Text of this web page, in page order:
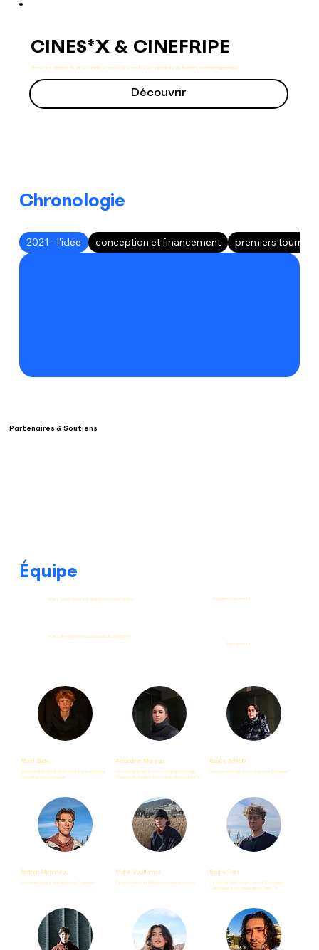
CINES*X & CINEFRIPE
Briser les tabous de la sexualité et créer des outfits en s'inspirant de l'univers cinématographique.
Découvrir
Chronologie
2021 - l'idée conception et financement premiers
Partenaires & Soutiens
Équipe
Rôles comportants de grandes responsabilités
Rôles demandants beaucoup de disponibilités
Soutiens importants
Participant·es
Maël Bürki
Gestion du projet & réalisateur & présentateur
Cineoff & aide Cineview
Amandine Moreau
Gestion du projet & assistante de tournage
Cineview & Cineoff & co-réalisatrice Cines*x
Basile Schläfli
Gestion du projet & co-réalisteur Cineview
Nathan Mironneau
Co-réalisateur & présentateur Cineview
Mahé Vouillamoz
Création de toute l'identité visuelle de motus
Basile Rais
Assistant réalisateur Cineoff & monteur
Cinestreet & co-réalisateur Cines*x